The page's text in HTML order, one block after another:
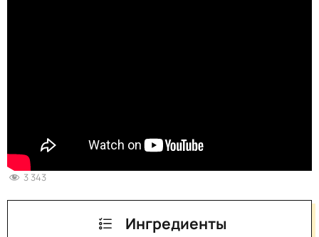
3 343
Ингредиенты